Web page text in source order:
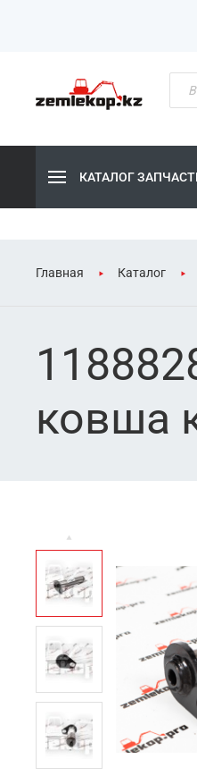
КАТАЛОГ
Главная Каталог
ковша